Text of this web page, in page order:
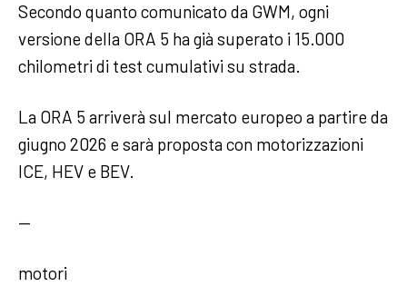
Secondo quanto comunicato da GWM, ogni
versione della ORA 5 ha già superato i 15.000
chilometri di test cumulativi su strada.
La ORA 5 arriverà sul mercato europeo a partire da
giugno 2026 e sarà proposta con motorizzazioni
ICE, HEV e BEV.
—
motori